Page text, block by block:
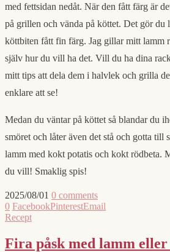
med fettsidan nedåt. När den fått färg är
på grillen och vända på köttet. Det gör du
köttbiten fått fin färg. Jag gillar mitt lamm
själv hur du vill ha det. Vill du ha dina
mitt tips att dela dem i halvlek och grilla
enklare att se!
Medan du väntar på köttet så blandar du
smöret och låter även det stå och gotta till
lamm med kokt potatis och kokt rödbeta.
du vill! Smaklig spis!
2025/08/01 0 comments
0 FacebookPinterestEmail
Recept
Fira påsk med lamm eller